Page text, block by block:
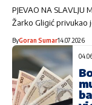
PJEVAO NA SLAVLJU
Žarko Gligić privukao
ByGoran Sumar14.07.2026